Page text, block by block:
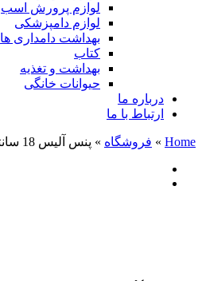
لوازم پرورش اسب
لوازم دامپزشکی
بهداشت دامداری ها
کتاب
بهداشت و تغذیه
حیوانات خانگی
درباره ما
ارتباط با ما
Home
» فروشگاه » پنس آلیس 18 سانتی متر M-S